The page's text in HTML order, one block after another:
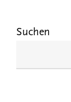
Suchen